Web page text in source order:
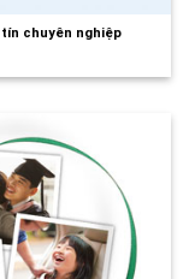
chuyên nghiệp